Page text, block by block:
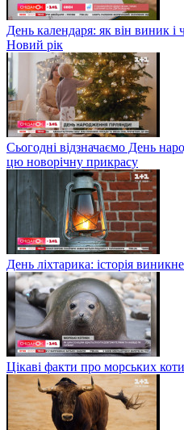
День календаря: як він виник
Новий рік
Сьогодні відзначаємо День
цю новорічну прикрасу
День ліхтарика: історія
Цікаві факти про морських